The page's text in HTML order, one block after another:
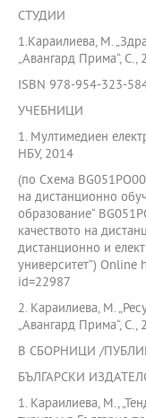
СТУДИИ
1.Караилиева, М.
„Авангард Прима“, С.,
ISBN 978-954-323-
УЧЕБНИЦИ
1. Мултимедиен
НБУ, 2014
(по Схема
на дистанционно
образование“
качеството на
дистанционно и
университет“)
id=22987
2. Караилиева, М.
„Авангард Прима“,
В СБОРНИЦИ /
БЪЛГАРСКИ
1. Караилиева, М.,